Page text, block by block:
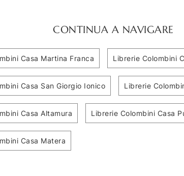
CONTINUA A NAVIGARE
Casa Martina Franca Librerie Colombini
Casa San Giorgio Ionico Librerie
Casa Altamura Librerie Colombini Casa
Casa Matera